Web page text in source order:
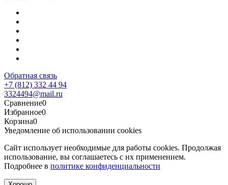
Обратная связь
+7 (812) 332 44 94
3324494@mail.ru
Сравнение0
Избранное0
Корзина0
Уведомление об использовании cookies
Сайт использует необходимые для работы cookies. Продолжая
использование, вы соглашаетесь с их применением.
Подробнее в политике конфиденциальности